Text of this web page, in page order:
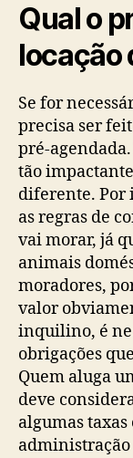
Qual o
locação
Se for
precisa ser
pré-agendada.
tão
diferente. Por
as regras de
vai morar, já
animais
moradores,
valor
inquilino, é
obrigações
Quem aluga
deve
algumas